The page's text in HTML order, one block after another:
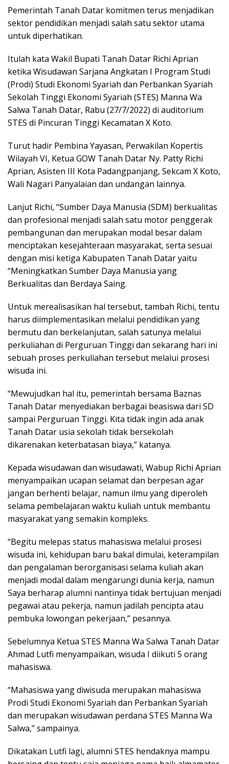
Pemerintah Tanah Datar komitmen terus menjadikan
sektor pendidikan menjadi salah satu sektor utama
untuk diperhatikan.
Itulah kata Wakil Bupati Tanah Datar Richi Aprian
ketika Wisudawan Sarjana Angkatan I Program Studi
(Prodi) Studi Ekonomi Syariah dan Perbankan Syariah
Sekolah Tinggi Ekonomi Syariah (STES) Manna Wa
Salwa Tanah Datar, Rabu (27/7/2022) di auditorium
STES di Pincuran Tinggi Kecamatan X Koto.
Turut hadir Pembina Yayasan, Perwakilan Kopertis
Wilayah VI, Ketua GOW Tanah Datar Ny. Patty Richi
Aprian, Asisten III Kota Padangpanjang, Sekcam X Koto,
Wali Nagari Panyalaian dan undangan lainnya.
Lanjut Richi, “Sumber Daya Manusia (SDM) berkualitas
dan profesional menjadi salah satu motor penggerak
pembangunan dan merupakan modal besar dalam
menciptakan kesejahteraan masyarakat, serta sesuai
dengan misi ketiga Kabupaten Tanah Datar yaitu
“Meningkatkan Sumber Daya Manusia yang
Berkualitas dan Berdaya Saing.
Untuk merealisasikan hal tersebut, tambah Richi, tentu
harus diimplementasikan melalui pendidikan yang
bermutu dan berkelanjutan, salah satunya melalui
perkuliahan di Perguruan Tinggi dan sekarang hari ini
sebuah proses perkuliahan tersebut melalui prosesi
wisuda ini.
“Mewujudkan hal itu, pemerintah bersama Baznas
Tanah Datar menyediakan berbagai beasiswa dari SD
sampai Perguruan Tinggi. Kita tidak ingin ada anak
Tanah Datar usia sekolah tidak bersekolah
dikarenakan keterbatasan biaya,” katanya.
Kepada wisudawan dan wisudawati, Wabup Richi Aprian
menyampaikan ucapan selamat dan berpesan agar
jangan berhenti belajar, namun ilmu yang diperoleh
selama pembelajaran waktu kuliah untuk membantu
masyarakat yang semakin kompleks.
“Begitu melepas status mahasiswa melalui prosesi
wisuda ini, kehidupan baru bakal dimulai, keterampilan
dan pengalaman berorganisasi selama kuliah akan
menjadi modal dalam mengarungi dunia kerja, namun
Saya berharap alumni nantinya tidak bertujuan menjadi
pegawai atau pekerja, namun jadilah pencipta atau
pembuka lowongan pekerjaan,” pesannya.
Sebelumnya Ketua STES Manna Wa Salwa Tanah Datar
Ahmad Lutfi menyampaikan, wisuda I diikuti 5 orang
mahasiswa.
“Mahasiswa yang diwisuda merupakan mahasiswa
Prodi Studi Ekonomi Syariah dan Perbankan Syariah
dan merupakan wisudawan perdana STES Manna Wa
Salwa,” sampainya.
Dikatakan Lutfi lagi, alumni STES hendaknya mampu